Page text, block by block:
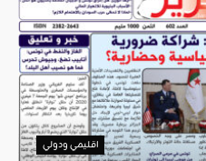
اقليمي ودولي